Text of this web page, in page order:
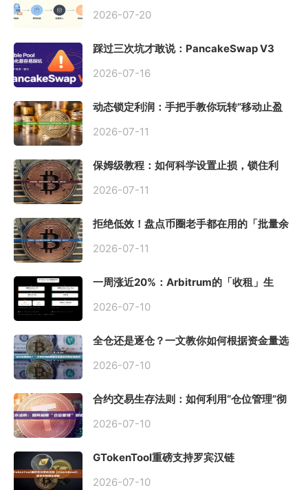
2026-07-20
踩过三次坑才敢说：PancakeSwap V3
初始化
2026-07-16
动态锁定利润：手把手教你玩转“移动止盈
2026-07-11
保姆级教程：如何科学设置止损，锁住利
2026-07-11
拒绝低效！盘点币圈老手都在用的「批量余
2026-07-11
一周涨近20%：Arbitrum的「收租」生
2026-07-10
全仓还是逐仓？一文教你如何根据资金量选
2026-07-10
合约交易生存法则：如何利用“仓位管理”彻
2026-07-10
GTokenTool重磅支持罗宾汉链
2026-07-10